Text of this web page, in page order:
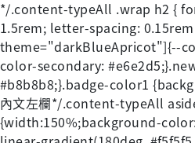
*/.content-typeAll .wrap h2 {
1.5rem; letter-spacing:
theme="darkBlueApricot"]{--
color-secondary:
#b8b8b8;}.badge-color1
內文左欄*/.content-typeAll
{width:150%;background-